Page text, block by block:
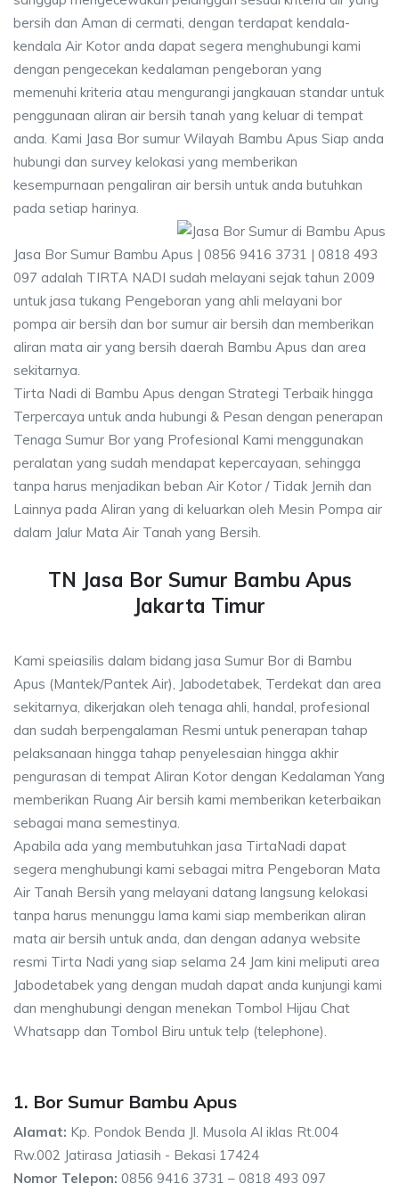
bersih dan Aman di cermati, dengan terdapat kendala-
kendala Air Kotor anda dapat segera menghubungi kami
dengan pengecekan kedalaman pengeboran yang
memenuhi kriteria atau mengurangi jangkauan standar untuk
penggunaan aliran air bersih tanah yang keluar di tempat
anda. Kami Jasa Bor sumur Wilayah Bambu Apus Siap anda
hubungi dan survey kelokasi yang memberikan
kesempurnaan pengaliran air bersih untuk anda butuhkan
pada setiap harinya.
Jasa Bor Sumur Bambu Apus | 0856 9416 3731 | 0818 493
097 adalah TIRTA NADI sudah melayani sejak tahun 2009
untuk jasa tukang Pengeboran yang ahli melayani bor
pompa air bersih dan bor sumur air bersih dan memberikan
aliran mata air yang bersih daerah Bambu Apus dan area
sekitarnya.
Tirta Nadi di Bambu Apus dengan Strategi Terbaik hingga
Terpercaya untuk anda hubungi & Pesan dengan penerapan
Tenaga Sumur Bor yang Profesional Kami menggunakan
peralatan yang sudah mendapat kepercayaan, sehingga
tanpa harus menjadikan beban Air Kotor / Tidak Jernih dan
Lainnya pada Aliran yang di keluarkan oleh Mesin Pompa air
dalam Jalur Mata Air Tanah yang Bersih.
TN Jasa Bor Sumur Bambu Apus
Jakarta Timur
Kami speiasilis dalam bidang jasa Sumur Bor di Bambu
Apus (Mantek/Pantek Air), Jabodetabek, Terdekat dan area
sekitarnya, dikerjakan oleh tenaga ahli, handal, profesional
dan sudah berpengalaman Resmi untuk penerapan tahap
pelaksanaan hingga tahap penyelesaian hingga akhir
pengurasan di tempat Aliran Kotor dengan Kedalaman Yang
memberikan Ruang Air bersih kami memberikan keterbaikan
sebagai mana semestinya.
Apabila ada yang membutuhkan jasa TirtaNadi dapat
segera menghubungi kami sebagai mitra Pengeboran Mata
Air Tanah Bersih yang melayani datang langsung kelokasi
tanpa harus menunggu lama kami siap memberikan aliran
mata air bersih untuk anda, dan dengan adanya website
resmi Tirta Nadi yang siap selama 24 Jam kini meliputi area
Jabodetabek yang dengan mudah dapat anda kunjungi kami
dan menghubungi dengan menekan Tombol Hijau Chat
Whatsapp dan Tombol Biru untuk telp (telephone).
1. Bor Sumur Bambu Apus
Alamat: Kp. Pondok Benda Jl. Musola Al iklas Rt.004
Rw.002 Jatirasa Jatiasih - Bekasi 17424
Nomor Telepon: 0856 9416 3731 – 0818 493 097